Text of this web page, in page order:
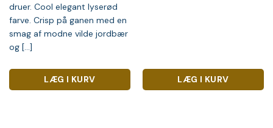
druer. Cool elegant lyserød
farve. Crisp på ganen med en
smag af modne vilde jordbær
og [...]
LÆG I KURV LÆG I KURV